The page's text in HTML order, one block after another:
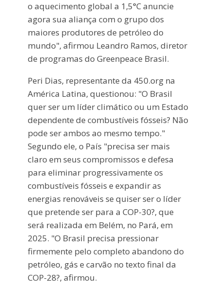
o aquecimento global a 1,5°C anuncie
agora sua aliança com o grupo dos
maiores produtores de petróleo do
mundo", afirmou Leandro Ramos, diretor
de programas do Greenpeace Brasil.
Peri Dias, representante da 450.org na
América Latina, questionou: "O Brasil
quer ser um líder climático ou um Estado
dependente de combustíveis fósseis? Não
pode ser ambos ao mesmo tempo."
Segundo ele, o País "precisa ser mais
claro em seus compromissos e defesa
para eliminar progressivamente os
combustíveis fósseis e expandir as
energias renováveis se quiser ser o líder
que pretende ser para a COP-30?, que
será realizada em Belém, no Pará, em
2025. "O Brasil precisa pressionar
firmemente pelo completo abandono do
petróleo, gás e carvão no texto final da
COP-28?, afirmou.